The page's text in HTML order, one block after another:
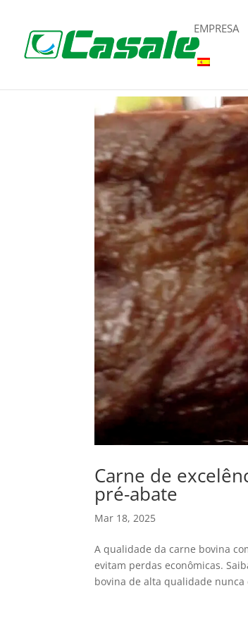
EMPRESA
Carne de
pré-abate
Mar 18, 2025
A qualidade da carne bovina
evitam perdas econômicas.
bovina de alta qualidade nunca